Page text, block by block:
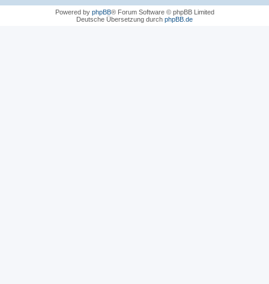
Powered by phpBB® Forum Software © phpBB Limited
Deutsche Übersetzung durch phpBB.de